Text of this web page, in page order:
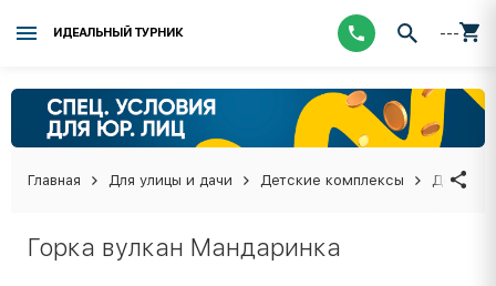
ИДЕАЛЬНЫЙ ТУРНИК ---
Главная Для улицы и дачи Детские комплексы
Горка вулкан Мандаринка